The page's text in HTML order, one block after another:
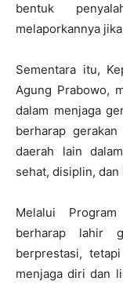
bentuk
melaporkannya
Sementara itu,
Agung Prabowo,
dalam menjaga
berharap
daerah lain
sehat, disiplin, dan
Melalui
berharap lahir
berprestasi,
menjaga diri dan